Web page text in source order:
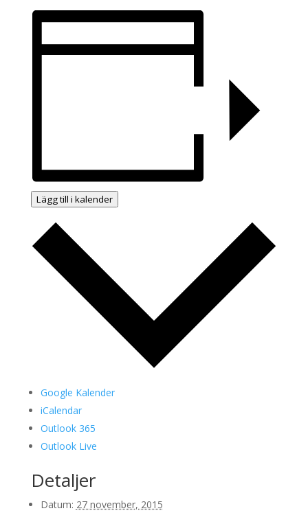
Lägg till i kalender
Google Kalender
iCalendar
Outlook 365
Outlook Live
Detaljer
Datum: 27 november, 2015